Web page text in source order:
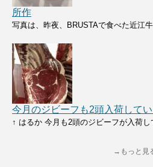
所作
写真は、昨夜、BRUSTAで食べた近江
今月のジビーフも2頭入荷して
↑ はるか 今月も2頭のジビーフが入荷
→もっと見